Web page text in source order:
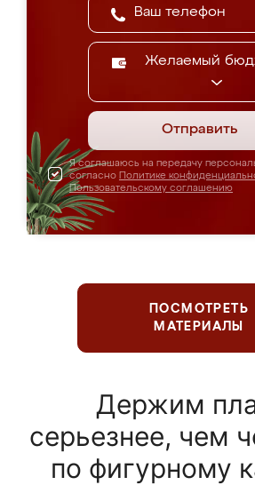
Желаемый
Отправить
Я соглашаюсь на передачу
согласно Политике
Пользовательскому соглашению
ПОСМОТРЕТЬ
МАТЕРИАЛЫ
Держим
серьезнее, чем
по фигурному